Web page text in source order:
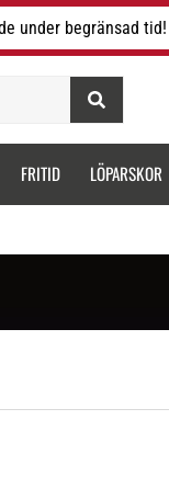
under begränsad tid!
FRITID LÖPARSKOR